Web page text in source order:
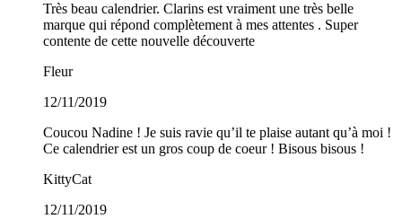
Très beau calendrier. Clarins est vraiment une très belle
marque qui répond complètement à mes attentes . Super
contente de cette nouvelle découverte
Fleur
12/11/2019
Coucou Nadine ! Je suis ravie qu’il te plaise autant qu’à moi !
Ce calendrier est un gros coup de coeur ! Bisous bisous !
KittyCat
12/11/2019